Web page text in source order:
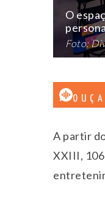
O
Foto:
A partir
XXIII,